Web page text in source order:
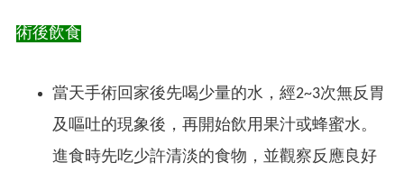
術後飲食
當天手術回家後先喝少量的水，經2~3次無反胃
及嘔吐的現象後，再開始飲用果汁或蜂蜜水。
進食時先吃少許清淡的食物，並觀察反應良好